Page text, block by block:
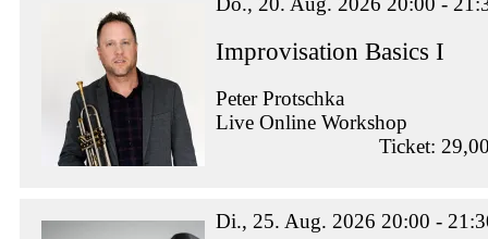
Improvisation Basics I
Peter Protschka
Live Online Workshop
Ticket:
Di., 25. Aug. 2026 20:00 -